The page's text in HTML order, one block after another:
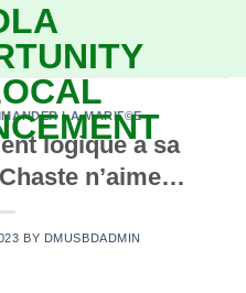
LA MARIГ©E
logique a sa
n’aime…
BY DMUSBDADMIN